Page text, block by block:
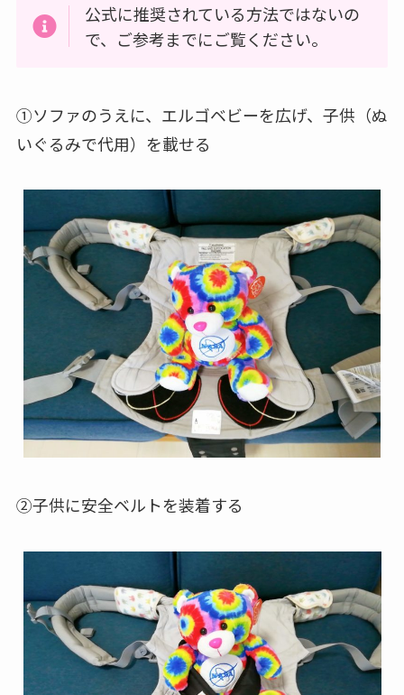
公式に推奨されている方法ではないの
で、ご参考までにご覧ください。
①ソファのうえに、エルゴベビーを広げ、子供（ぬ
いぐるみで代用）を載せる
②子供に安全ベルトを装着する